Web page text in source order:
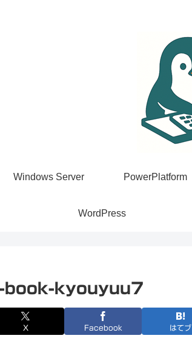
Windows Server PowerPlatform
WordPress
kyouyuu7
X Facebook はてブ